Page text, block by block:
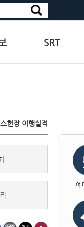
SRT
헌장 이행실적
예